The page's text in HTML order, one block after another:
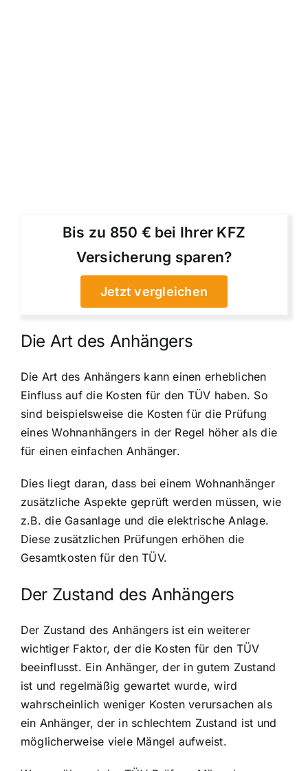
Bis zu 850 € bei Ihrer KFZ
Versicherung sparen?
Jetzt vergleichen
Die Art des Anhängers
Die Art des Anhängers kann einen erheblichen
Einfluss auf die Kosten für den TÜV haben. So
sind beispielsweise die Kosten für die Prüfung
eines Wohnanhängers in der Regel höher als die
für einen einfachen Anhänger.
Dies liegt daran, dass bei einem Wohnanhänger
zusätzliche Aspekte geprüft werden müssen, wie
z.B. die Gasanlage und die elektrische Anlage.
Diese zusätzlichen Prüfungen erhöhen die
Gesamtkosten für den TÜV.
Der Zustand des Anhängers
Der Zustand des Anhängers ist ein weiterer
wichtiger Faktor, der die Kosten für den TÜV
beeinflusst. Ein Anhänger, der in gutem Zustand
ist und regelmäßig gewartet wurde, wird
wahrscheinlich weniger Kosten verursachen als
ein Anhänger, der in schlechtem Zustand ist und
möglicherweise viele Mängel aufweist.